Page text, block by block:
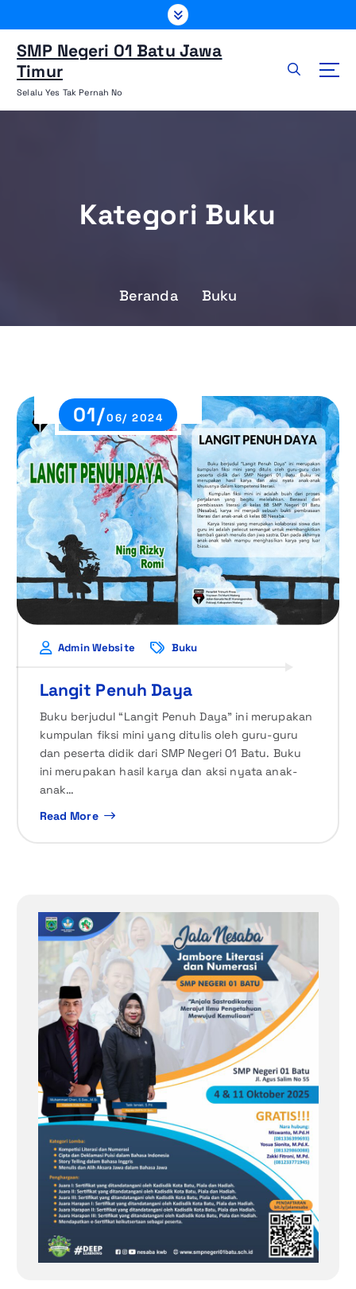
e
SMP Negeri 01 Batu Jawa
Timur
Selalu Yes Tak Pernah No
Kategori Buku
Beranda Buku
01/06/ 2024
Admin Website Buku
Langit Penuh Daya
Buku berjudul “Langit Penuh Daya” ini merupakan
kumpulan fiksi mini yang ditulis oleh guru-guru
dan peserta didik dari SMP Negeri 01 Batu. Buku
ini merupakan hasil karya dan aksi nyata anak-
anak…
Read More